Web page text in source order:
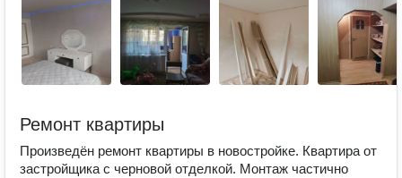
Ремонт квартиры
Произведён ремонт квартиры в новостройке. Квартира от
застройщика с черновой отделкой. Монтаж частично